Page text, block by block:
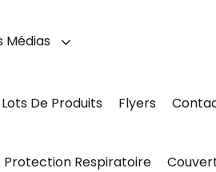
Médias
Lots De Produits Flyers
Protection Respiratoire